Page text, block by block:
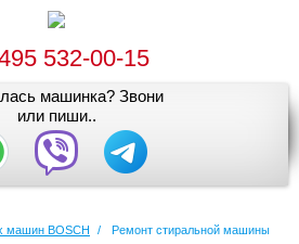
532-00-15
машинка? Звони
или пиши..
машин BOSCH /
Ремонт стиральной машины